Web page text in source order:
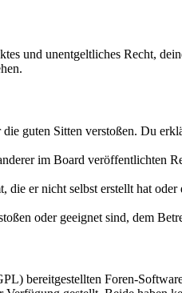
und unentgeltliches Recht,
guten Sitten verstoßen. Du
im Board veröffentlichten
er nicht selbst erstellt hat
oder geeignet sind, dem
bereitgestellten Foren-